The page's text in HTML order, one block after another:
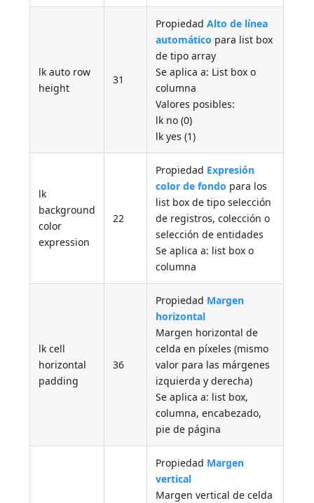
lk auto row
height
31
PropiedadAlto de línea
automático para list box
de tipo array
Se aplica a: List box o
columna
Valores posibles:
lk no (0)
lk yes (1)
lk
background
color
expression
22
Propiedad Expresión
color de fondo para los
list box de tipo selección
de registros, colección o
selección de entidades
Se aplica a: list box o
columna
lk cell
horizontal
padding
36
Propiedad Margen
horizontal
Margen horizontal de
celda en píxeles (mismo
valor para las márgenes
izquierda y derecha)
Se aplica a: list box,
columna, encabezado,
pie de página
Propiedad Margen
vertical
Margen vertical de celda